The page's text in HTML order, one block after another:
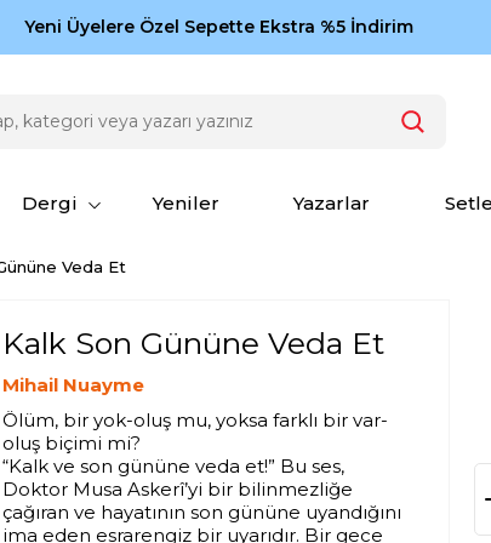
eserler Ketebe'de: Cengiz Aytmatov
Yeni Üyelere Özel Sepette Ekstra %5 İndirim
Dergi Yeniler Yazarlar
Veda Et
Kalk Son Gününe Veda Et
Mihail Nuayme
Ölüm, bir yok-oluş mu, yoksa farklı bir var-
oluş biçimi mi?
“Kalk ve son gününe veda et!” Bu ses,
Doktor Musa Askerî’yi bir bilinmezliğe
çağıran ve hayatının son gününe uyandığını
ima eden esrarengiz bir uyarıdır. Bir gece